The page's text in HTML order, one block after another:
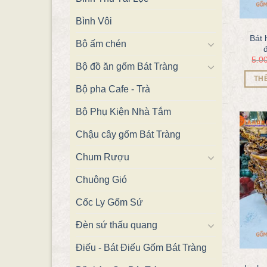
Bình Vôi
Bộ ấm chén
Bộ đồ ăn gốm Bát Tràng
Bộ pha Cafe - Trà
Bộ Phụ Kiện Nhà Tắm
Chậu cây gốm Bát Tràng
Chum Rượu
Chuông Gió
Cốc Ly Gốm Sứ
Đèn sứ thấu quang
Điếu - Bát Điếu Gốm Bát Tràng
Bát